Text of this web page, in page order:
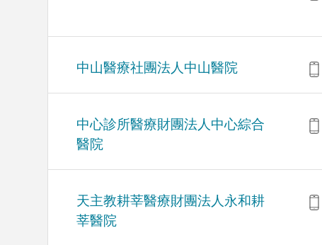
中山醫療社團法人中山醫院
中心診所醫療財團法人中心綜合
醫院
天主教耕莘醫療財團法人永和耕
莘醫院